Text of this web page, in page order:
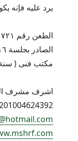
يرد عليه فإنه
الطعن رقم ٧٢١ لسنة ٤٠ قضائية
الصادر بجلسة ١٩٧٦/٠٢/١٦
مكتب فنى ( سنة ٢٧ – قاعدة ٩١ – صفحة
/00201224321055 /